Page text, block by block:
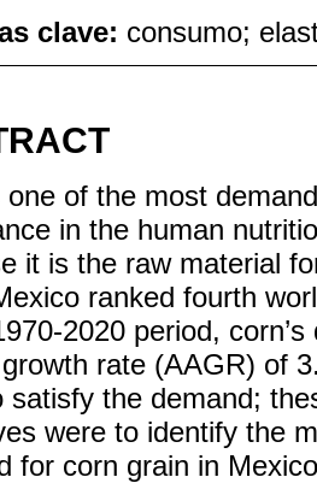
clave: consumo;
one of the most
in the human
it is the raw material
ranked fourth
2020 period,
rate (AAGR) of
satisfy the demand;
were to identify the
for corn grain in